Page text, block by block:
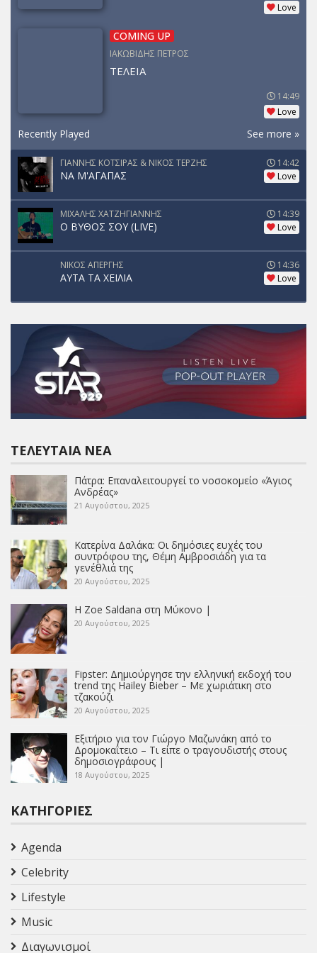
Love
COMING UP
ΙΑΚΩΒΙΔΗΣ ΠΕΤΡΟΣ
ΤΕΛΕΙΑ
14:49
Love
Recently Played See more »
ΓΙΑΝΝΗΣ ΚΟΤΣΙΡΑΣ & ΝΙΚΟΣ ΤΕΡΖΗΣ
ΝΑ Μ'ΑΓΑΠΑΣ
14:42
Love
ΜΙΧΑΛΗΣ ΧΑΤΖΗΓΙΑΝΝΗΣ
Ο ΒΥΘΟΣ ΣΟΥ (LIVE)
14:39
Love
ΝΙΚΟΣ ΑΠΕΡΓΗΣ
ΑΥΤΑ ΤΑ ΧΕΙΛΙΑ
14:36
Love
ΤΕΛΕΥΤΑΊΑ ΝΈΑ
Πάτρα: Επαναλειτουργεί το νοσοκομείο «Άγιος
Ανδρέας»
21 Αυγούστου, 2025
Κατερίνα Δαλάκα: Οι δημόσιες ευχές του
συντρόφου της, Θέμη Αμβροσιάδη για τα
γενέθλιά της
20 Αυγούστου, 2025
Η Zoe Saldana στη Μύκονο |
20 Αυγούστου, 2025
Fipster: Δημιούργησε την ελληνική εκδοχή του
trend της Hailey Bieber – Με χωριάτικη στο
τζακούζι
20 Αυγούστου, 2025
Εξιτήριο για τον Γιώργο Μαζωνάκη από το
Δρομοκαΐτειο – Τι είπε ο τραγουδιστής στους
δημοσιογράφους |
18 Αυγούστου, 2025
ΚΑΤΗΓΟΡΊΕΣ
Agenda
Celebrity
Lifestyle
Music
Διαγωνισμοί